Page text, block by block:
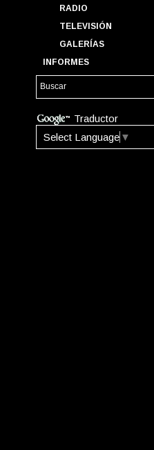
RADIO
TELEVISIÓN
GALERÍAS
INFORMES
Traductor
Select Language ▼